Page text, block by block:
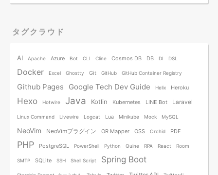
タグクラウド
AI Apache Azure Bot CLI Cline Cosmos DB DB DI DSL
Docker Excel Ghostty Git GitHub GitHub Container Registry
Github Pages Google Tech Dev Guide Helix Heroku
Hexo Hotwire Java Kotlin Kubernetes LINE Bot Laravel
Linux Command Livewire Logcat Lua Minikube Mock MySQL
NeoVim NeoVimプラグイン OR Mapper OSS Orchid PDF
PHP PostgreSQL PowerShell Python Quine RPA React Room
SMTP SQLite SSH Shell Script Spring Boot